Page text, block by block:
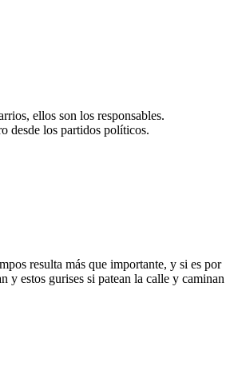
ellos son los responsables.
desde los partidos políticos.
resulta más que importante, y si es por
y estos gurises si patean la calle y caminan